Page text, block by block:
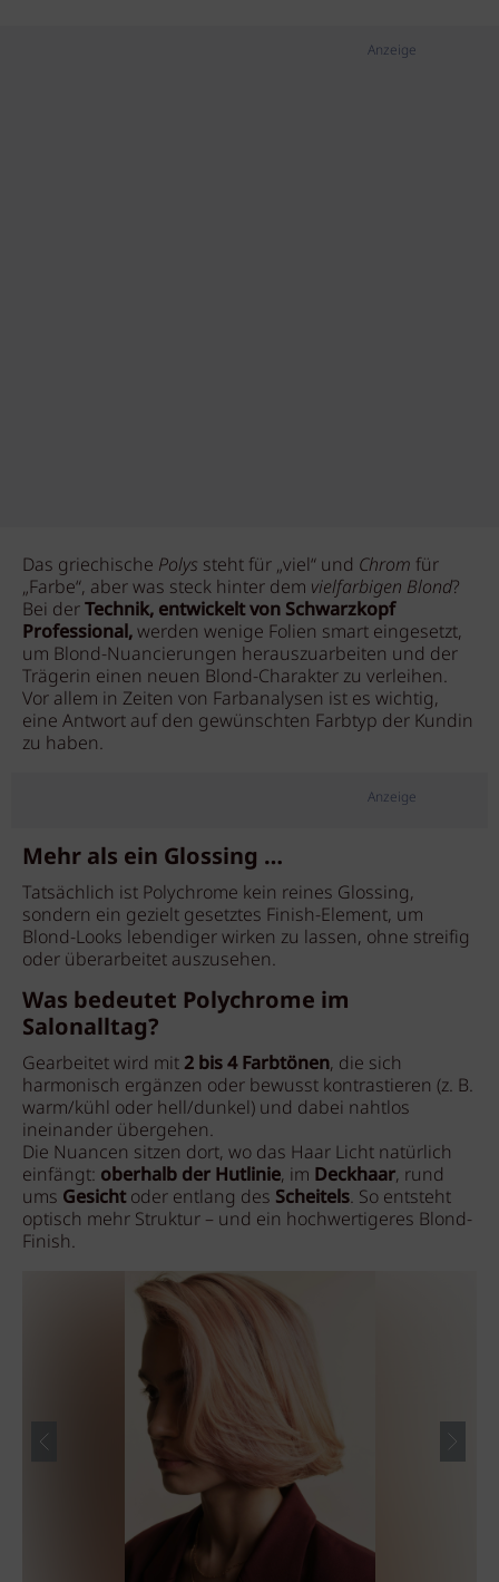
Anzeige
Das griechische Polys steht für „viel“ und Chrom für
„Farbe“, aber was steck hinter dem vielfarbigen Blond?
Bei derTechnik, entwickelt von Schwarzkopf
Professional,werden wenige Folien smart eingesetzt,
um Blond-Nuancierungen herauszuarbeiten und der
Trägerin einen neuen Blond-Charakter zu verleihen.
Vor allem in Zeiten von Farbanalysen ist es wichtig,
eine Antwort auf den gewünschten Farbtyp der Kundin
zu haben.
Anzeige
Mehr als ein Glossing …
Tatsächlich ist Polychrome kein reines Glossing,
sondern ein gezielt gesetztes Finish-Element, um
Blond-Looks lebendiger wirken zu lassen, ohne streifig
oder überarbeitet auszusehen.
Was bedeutet Polychrome im
Salonalltag?
Gearbeitet wird mit 2 bis 4 Farbtönen, die sich
harmonisch ergänzen oder bewusst kontrastieren (z. B.
warm/kühl oder hell/dunkel) und dabei nahtlos
ineinander übergehen.
Die Nuancen sitzen dort, wo das Haar Licht natürlich
einfängt: oberhalb der Hutlinie, im Deckhaar, rund
ums Gesichtoder entlang des Scheitels. So entsteht
optisch mehr Struktur – und ein hochwertigeres Blond-
Finish.